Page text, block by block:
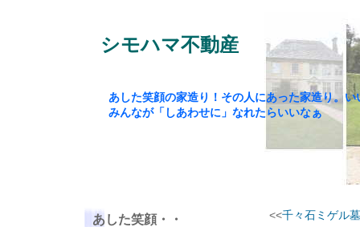
シモハマ不動産
あした笑顔の家造り！その人にあった家造り。
みんなが「しあわせに」なれたらいいなぁ
あした笑顔・・ <<千々石ミゲル